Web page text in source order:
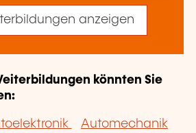
anzeigen
könnten Sie
Automechanik